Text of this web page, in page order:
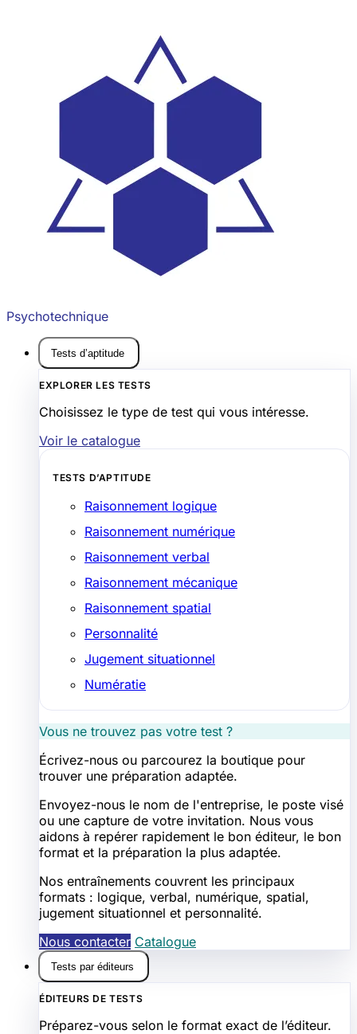
Psychotechnique
Tests d’aptitude
EXPLORER LES TESTS
Choisissez le type de test qui vous intéresse.
Voir le catalogue
TESTS D’APTITUDE
Raisonnement logique
Raisonnement numérique
Raisonnement verbal
Raisonnement mécanique
Raisonnement spatial
Personnalité
Jugement situationnel
Numératie
Vous ne trouvez pas votre test ?
Écrivez-nous ou parcourez la boutique pour
trouver une préparation adaptée.
Envoyez-nous le nom de l'entreprise, le poste visé
ou une capture de votre invitation. Nous vous
aidons à repérer rapidement le bon éditeur, le bon
format et la préparation la plus adaptée.
Nos entraînements couvrent les principaux
formats : logique, verbal, numérique, spatial,
jugement situationnel et personnalité.
Nous contacter Catalogue
Tests par éditeurs
ÉDITEURS DE TESTS
Préparez-vous selon le format exact de l’éditeur.